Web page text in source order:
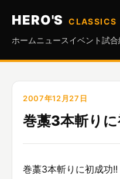
HERO'S
CLASSICS
ホーム ニュースイベント試合
2007年12月27日
巻藁3本斬り
巻藁3本斬りに初成功!!